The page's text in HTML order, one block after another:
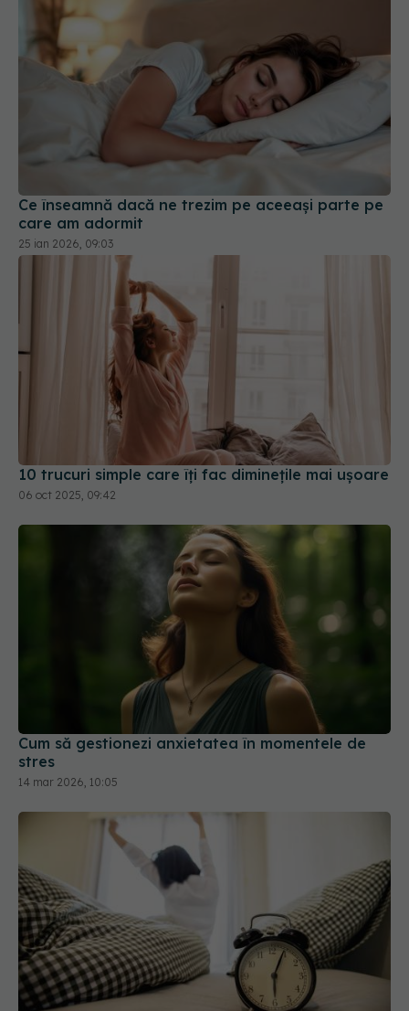
Ce înseamnă dacă ne trezim pe aceeași parte pe
care am adormit
25 ian 2026, 09:03
10 trucuri simple care îți fac diminețile mai ușoare
06 oct 2025, 09:42
Cum să gestionezi anxietatea în momentele de
De ce te trezești înainte să sune alarma
12 dec 2025, 10:00